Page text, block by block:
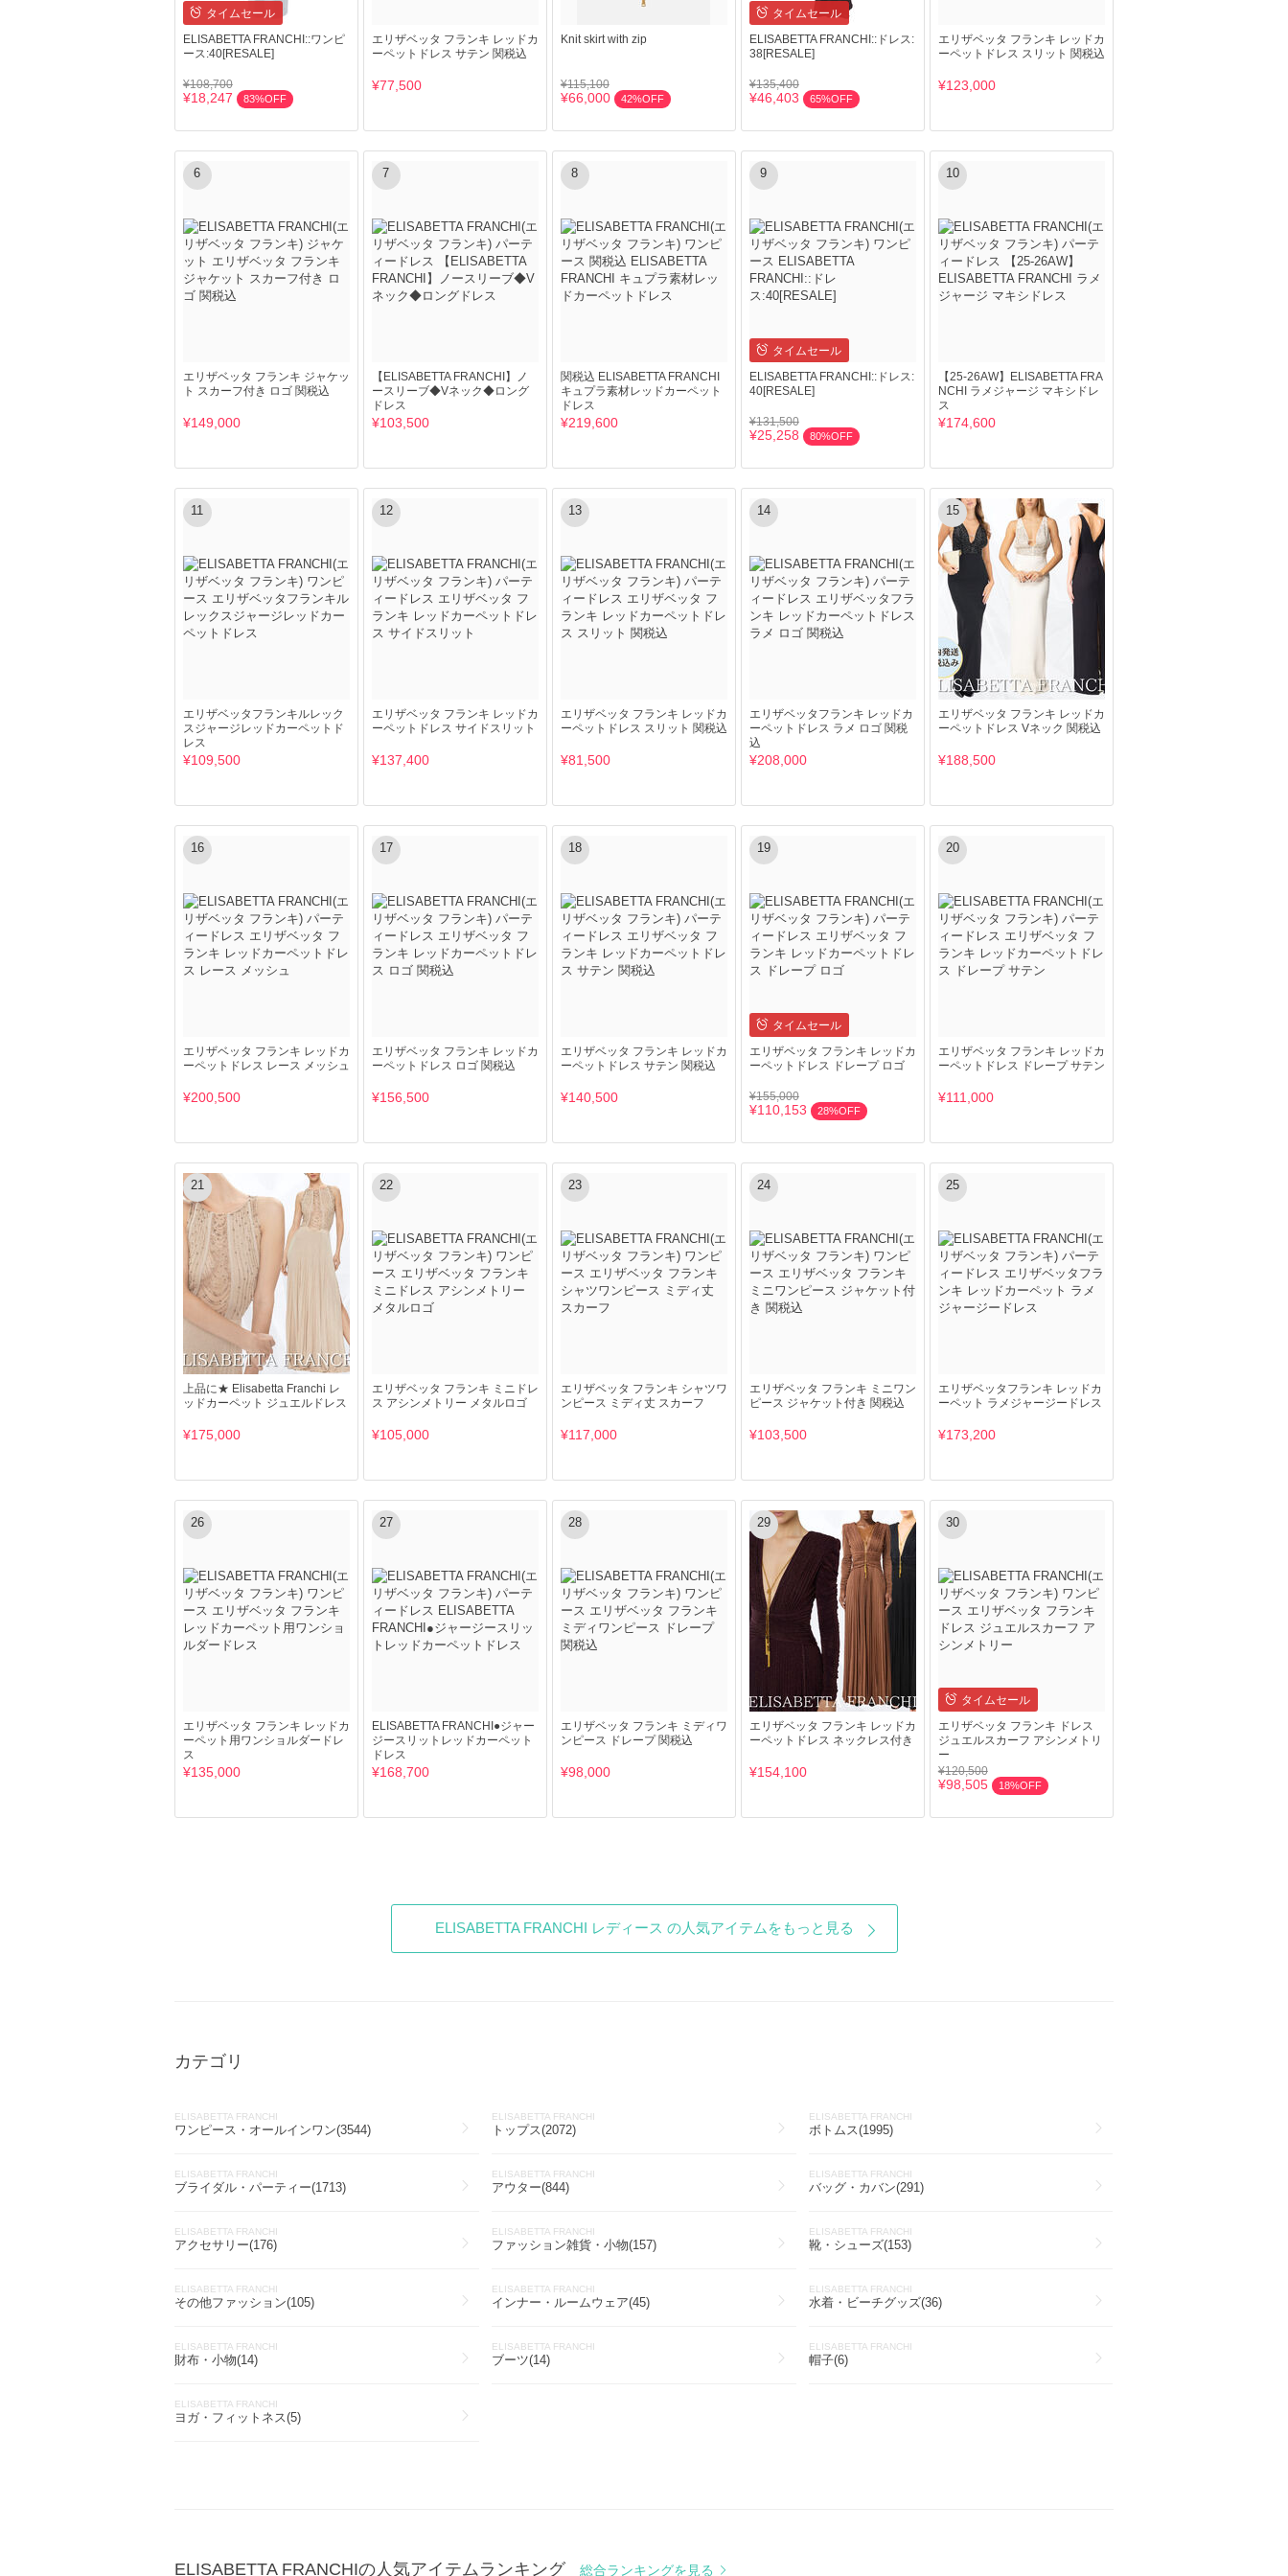
タイムセール
ELISABETTA FRANCHI::ワンピ
ース:40[RESALE]
¥108,700
¥18,247 83%OFF
エリザベッタ フランキ レッドカ
ーペットドレス サテン 関税込
¥77,500
Knit skirt with zip
¥115,100
¥66,000 42%OFF
タイムセール
ELISABETTA FRANCHI::ドレス:
38[RESALE]
¥135,400
¥46,403 65%OFF
エリザベッタ フランキ レッドカ
ーペットドレス スリット 関税込
¥123,000
6
エリザベッタ フランキ ジャケッ
ト スカーフ付き ロゴ 関税込
¥149,000
7
【ELISABETTA FRANCHI】ノ
ースリーブ◆Vネック◆ロング
ドレス
¥103,500
8
関税込 ELISABETTA FRANCHI
キュプラ素材レッドカーペット
ドレス
¥219,600
9
タイムセール
ELISABETTA FRANCHI::ドレス:
40[RESALE]
¥131,500
¥25,258 80%OFF
10
【25-26AW】ELISABETTA FRA
NCHI ラメジャージ マキシドレ
ス
¥174,600
11
エリザベッタフランキルレック
スジャージレッドカーペットド
レス
¥109,500
12
エリザベッタ フランキ レッドカ
ーペットドレス サイドスリット
¥137,400
13
エリザベッタ フランキ レッドカ
ーペットドレス スリット 関税込
¥81,500
14
エリザベッタフランキ レッドカ
ーペットドレス ラメ ロゴ 関税
込
¥208,000
15
エリザベッタ フランキ レッドカ
ーペットドレス Vネック 関税込
¥188,500
16
エリザベッタ フランキ レッドカ
ーペットドレス レース メッシュ
¥200,500
17
エリザベッタ フランキ レッドカ
ーペットドレス ロゴ 関税込
¥156,500
18
エリザベッタ フランキ レッドカ
ーペットドレス サテン 関税込
¥140,500
19
タイムセール
エリザベッタ フランキ レッドカ
ーペットドレス ドレープ ロゴ
¥155,000
¥110,153 28%OFF
20
エリザベッタ フランキ レッドカ
ーペットドレス ドレープ サテン
¥111,000
21
上品に★ Elisabetta Franchi レ
ッドカーペット ジュエルドレス
¥175,000
22
エリザベッタ フランキ ミニドレ
ス アシンメトリー メタルロゴ
¥105,000
23
エリザベッタ フランキ シャツワ
ンピース ミディ丈 スカーフ
¥117,000
24
エリザベッタ フランキ ミニワン
ピース ジャケット付き 関税込
¥103,500
25
エリザベッタフランキ レッドカ
ーペット ラメジャージードレス
¥173,200
26
エリザベッタ フランキ レッドカ
ーペット用ワンショルダードレ
ス
¥135,000
27
ELISABETTA FRANCHI●ジャー
ジースリットレッドカーペット
ドレス
¥168,700
28
エリザベッタ フランキ ミディワ
ンピース ドレープ 関税込
¥98,000
29
エリザベッタ フランキ レッドカ
ーペットドレス ネックレス付き
¥154,100
30
タイムセール
エリザベッタ フランキ ドレス
ジュエルスカーフ アシンメトリ
ー
¥120,500
¥98,505 18%OFF
ELISABETTA FRANCHI レディース の人気アイテムをもっと見る
カテゴリ
ELISABETTA FRANCHI
ワンピース・オールインワン(3544)
ELISABETTA FRANCHI
トップス(2072)
ELISABETTA FRANCHI
ボトムス(1995)
ELISABETTA FRANCHI
ブライダル・パーティー(1713)
ELISABETTA FRANCHI
アウター(844)
ELISABETTA FRANCHI
バッグ・カバン(291)
ELISABETTA FRANCHI
アクセサリー(176)
ELISABETTA FRANCHI
ファッション雑貨・小物(157)
ELISABETTA FRANCHI
靴・シューズ(153)
ELISABETTA FRANCHI
その他ファッション(105)
ELISABETTA FRANCHI
インナー・ルームウェア(45)
ELISABETTA FRANCHI
水着・ビーチグッズ(36)
ELISABETTA FRANCHI
財布・小物(14)
ELISABETTA FRANCHI
ブーツ(14)
ELISABETTA FRANCHI
帽子(6)
ELISABETTA FRANCHI
ヨガ・フィットネス(5)
ELISABETTA FRANCHIの人気アイテムランキング 総合ランキングを見る